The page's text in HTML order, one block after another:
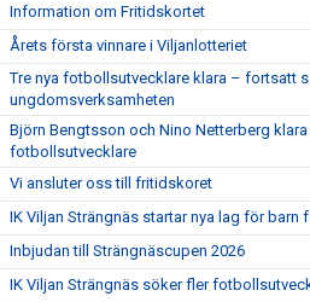
Information om Fritidskortet
Årets första vinnare i Viljanlotteriet
Tre nya fotbollsutvecklare klara – fortsatt
ungdomsverksamheten
Björn Bengtsson och Nino Netterberg klara
fotbollsutvecklare
Vi ansluter oss till fritidskoret
IK Viljan Strängnäs startar nya lag för barn
Inbjudan till Strängnäscupen 2026
IK Viljan Strängnäs söker fler